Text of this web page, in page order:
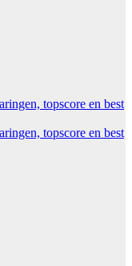
topscore en best
topscore en best